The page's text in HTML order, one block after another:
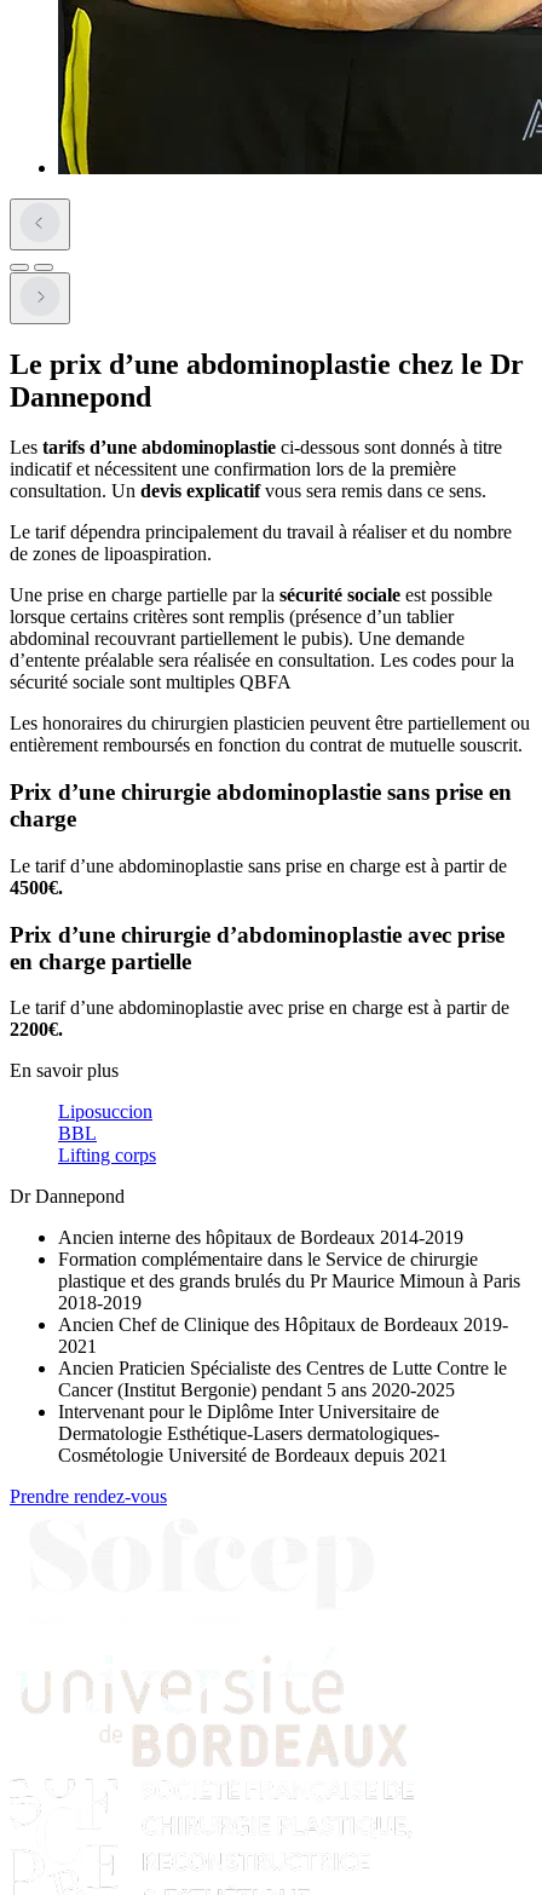
Le prix d’une abdominoplastie chez le Dr
Dannepond
Les tarifs d’une abdominoplastie ci-dessous sont donnés à titre
indicatif et nécessitent une confirmation lors de la première
consultation. Un devis explicatifvous sera remis dans ce sens.
Le tarif dépendra principalement du travail à réaliser et du nombre
de zones de lipoaspiration.
Une prise en charge partielle par la sécurité sociale est possible
lorsque certains critères sont remplis (présence d’un tablier
abdominal recouvrant partiellement le pubis). Une demande
d’entente préalable sera réalisée en consultation. Les codes pour la
sécurité sociale sont multiples QBFA
Les honoraires du chirurgien plasticien peuvent être partiellement ou
entièrement remboursés en fonction du contrat de mutuelle souscrit.
Prix d’une chirurgie abdominoplastie sans prise en
charge
Le tarif d’une abdominoplastie sans prise en charge est à partir de
4500€.
Prix d’une chirurgie d’abdominoplastie avec prise
en charge partielle
Le tarif d’une abdominoplastie avec prise en charge est à partir de
2200€.
En savoir plus
Liposuccion
BBL
Lifting corps
Dr Dannepond
Ancien interne des hôpitaux de Bordeaux 2014-2019
Formation complémentaire dans le Service de chirurgie
plastique et des grands brulés du Pr Maurice Mimoun à Paris
2018-2019
Ancien Chef de Clinique des Hôpitaux de Bordeaux 2019-
2021
Ancien Praticien Spécialiste des Centres de Lutte Contre le
Cancer (Institut Bergonie) pendant 5 ans 2020-2025
Intervenant pour le Diplôme Inter Universitaire de
Dermatologie Esthétique-Lasers dermatologiques-
Cosmétologie Université de Bordeaux depuis 2021
Prendre rendez-vous